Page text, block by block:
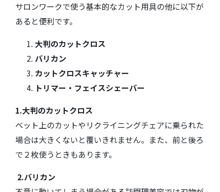
サロンワークで使う基本的なカット用具の他に以下が
あると便利です。
大判のカットクロス
バリカン
カットクロスキャッチャー
トリマー・フェイスシェーバー
1.大判のカットクロス
ベット上のカットやリクライニングチェアに乗られた
場合は大きくないと覆いきれません。また、前と後ろ
で２枚使うときもあります。
2.バリカン